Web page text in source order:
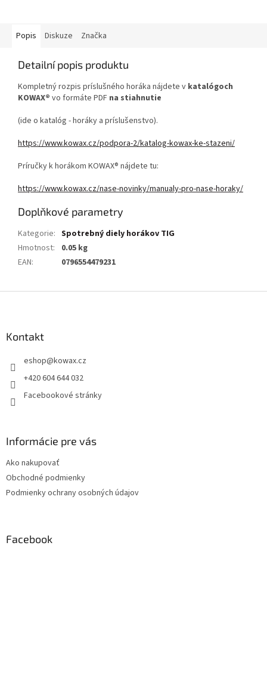
Popis Diskuze Značka
Detailní popis produktu
Kompletný rozpis príslušného horáka nájdete v katalógoch
KOWAX® vo formáte PDF na stiahnutie
(ide o katalóg - horáky a príslušenstvo).
https://www.kowax.cz/podpora-2/katalog-kowax-ke-stazeni/
Príručky k horákom KOWAX® nájdete tu:
https://www.kowax.cz/nase-novinky/manualy-pro-nase-horaky/
Doplňkové parametry
Kategorie: Spotrebný diely horákov TIG
Hmotnost:
0.05 kg
EAN: 0796554479231
Kontakt
eshop@kowax.cz
+420 604 644 032
Facebookové stránky
Informácie pre vás
Ako nakupovať
Obchodné podmienky
Podmienky ochrany osobných údajov
Facebook